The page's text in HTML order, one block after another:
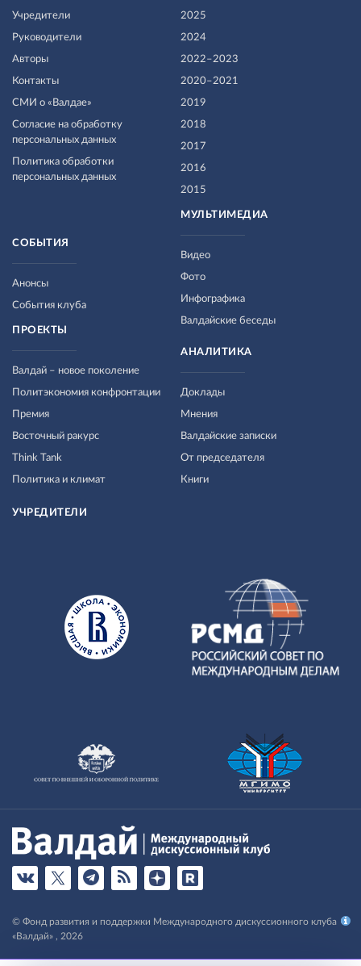
Учредители
Руководители
Авторы
Контакты
СМИ о «Валдае»
Согласие на обработку
персональных данных
Политика обработки
персональных данных
2025
2024
2022–2023
2020–2021
2019
2018
2017
2016
2015
МУЛЬТИМЕДИА
Видео
Фото
Инфографика
Валдайские беседы
СОБЫТИЯ
Анонсы
События клуба
ПРОЕКТЫ
Валдай – новое поколение
Политэкономия конфронтации
Премия
Восточный ракурс
Think Tank
Политика и климат
АНАЛИТИКА
Доклады
Мнения
Валдайские записки
От председателя
Книги
УЧРЕДИТЕЛИ
© Фонд развития и поддержки Международного дискуссионного клуба
«Валдай» , 2026